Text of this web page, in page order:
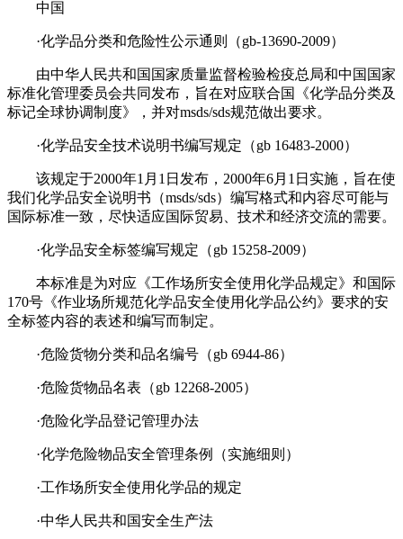
中国
·化学品分类和危险性公示通则（gb-13690-2009）
由中华人民共和国国家质量监督检验检疫总局和中国国家
标准化管理委员会共同发布，旨在对应联合国《化学品分类及
标记全球协调制度》，并对msds/sds规范做出要求。
·化学品安全技术说明书编写规定（gb 16483-2000）
该规定于2000年1月1日发布，2000年6月1日实施，旨在使
我们化学品安全说明书（msds/sds）编写格式和内容尽可能与
国际标准一致，尽快适应国际贸易、技术和经济交流的需要。
·化学品安全标签编写规定（gb 15258-2009）
本标准是为对应《工作场所安全使用化学品规定》和国际
170号《作业场所规范化学品安全使用化学品公约》要求的安
全标签内容的表述和编写而制定。
·危险货物分类和品名编号（gb 6944-86）
·危险货物品名表（gb 12268-2005）
·危险化学品登记管理办法
·化学危险物品安全管理条例（实施细则）
·工作场所安全使用化学品的规定
·中华人民共和国安全生产法